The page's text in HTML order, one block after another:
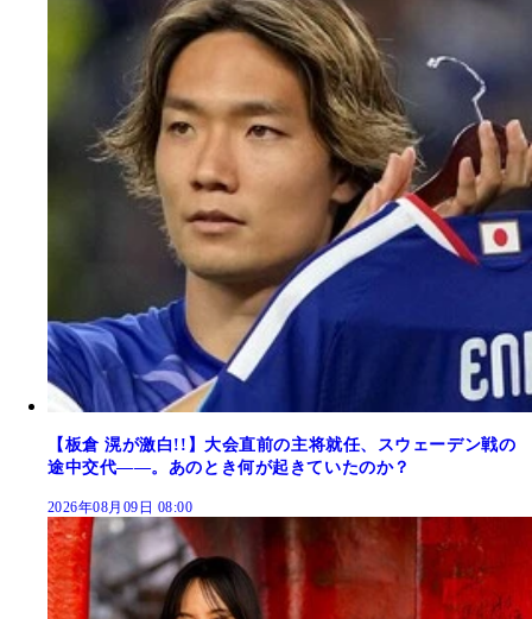
【板倉 滉が激白!!】大会直前の主将就任、スウェーデン戦の
途中交代――。あのとき何が起きていたのか？
2026年08月09日 08:00